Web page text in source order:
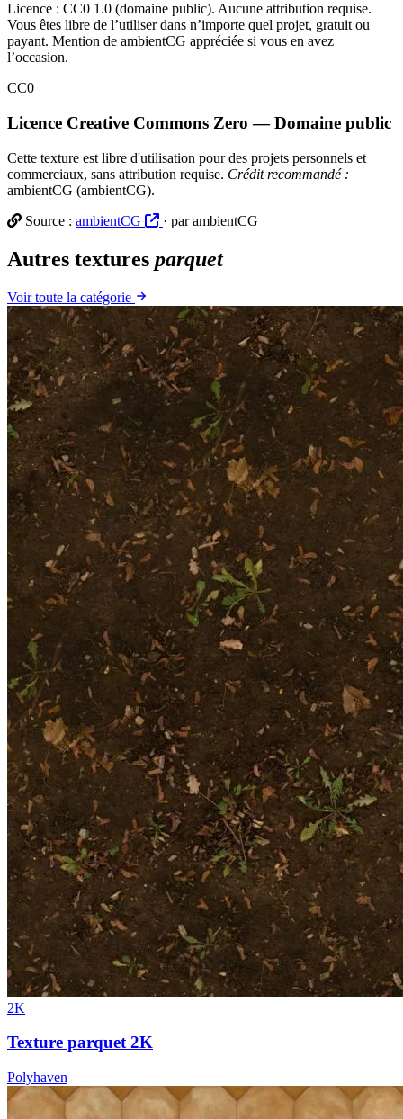
Licence : CC0 1.0 (domaine public). Aucune attribution requise.
Vous êtes libre de l’utiliser dans n’importe quel projet, gratuit ou
payant. Mention de ambientCG appréciée si vous en avez
l’occasion.
CC0
Licence Creative Commons Zero — Domaine public
Cette texture est libre d'utilisation pour des projets personnels et
commerciaux, sans attribution requise. Crédit recommandé :
ambientCG (ambientCG).
Source : ambientCG · par ambientCG
Autres textures parquet
Voir toute la catégorie
2K
Texture parquet 2K
Polyhaven